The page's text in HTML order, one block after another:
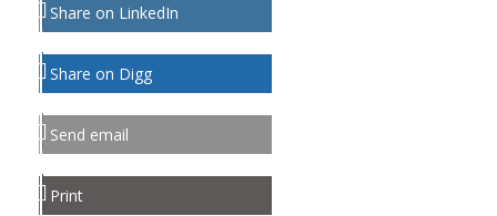
Share on LinkedIn
Share on Digg
Send email
Print